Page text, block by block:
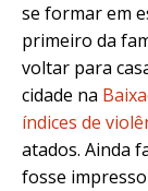
se formar em
primeiro da
voltar para
cidade na
índices de
atados. Ainda
fosse